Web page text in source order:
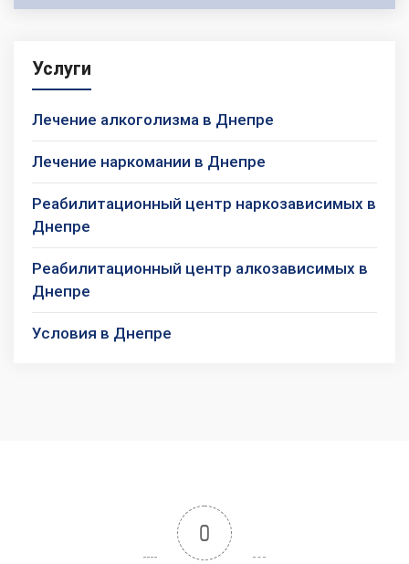
Услуги
Лечение алкоголизма в Днепре
Лечение наркомании в Днепре
Реабилитационный центр наркозависимых в
Днепре
Реабилитационный центр алкозависимых в
Днепре
Условия в Днепре
0